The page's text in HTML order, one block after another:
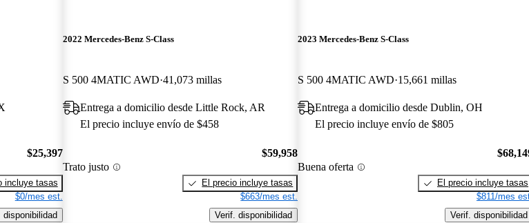
$25,397
incluye tasas
$0/mes est.
disponibilidad
2022 Mercedes-Benz S-Class
S 500 4MATIC AWD 41,073 millas
Entrega a domicilio desde Little Rock, AR
El precio incluye envío de $458
Trato justo
$59,958
El precio incluye tasas
$663/mes est.
Verif. disponibilidad
2023 Mercedes-Benz S-Class
S 500 4MATIC AWD 15,661 millas
Entrega a domicilio desde Dublin, OH
El precio incluye envío de $805
Buena oferta
El precio incluye tasas
$811/mes
Verif. disponibilidad